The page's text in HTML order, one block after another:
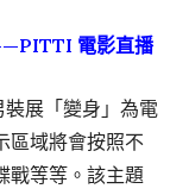
電影直播
展「變身」為電
區域將會按照不
戰等等。該主題